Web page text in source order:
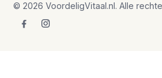
© 2026 VoordeligVitaal.nl. Alle